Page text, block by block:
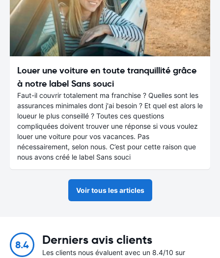
Louer une voiture en toute tranquillité grâce
à notre label Sans souci
Faut-il couvrir totalement ma franchise ? Quelles sont les
assurances minimales dont j'ai besoin ? Et quel est alors le
loueur le plus conseillé ? Toutes ces questions
compliquées doivent trouver une réponse si vous voulez
louer une voiture pour vos vacances. Pas
nécessairement, selon nous. C’est pour cette raison que
nous avons créé le label Sans souci
Voir tous les articles
8.4 Derniers avis clients
Les clients nous évaluent avec un 8.4/10 sur